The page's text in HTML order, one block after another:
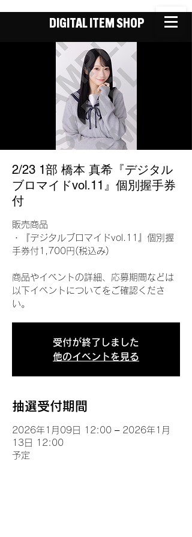
DIGITAL ITEM SHOP
2/23 1部 橋本 真希『デジタル
ブロマイドvol.11』個別握手券
付
販売商品
・『デジタルブロマイドvol.11』個別握
手券付1,700円(税込み)
商品やイベントの詳細、応募期間などは
以下イベントについてをご確認くださ
い。
受付が終了しました
他のイベントを見る
抽選受付期間
2026年1月09日 12:00 – 2026年1月
13日 12:00
予定